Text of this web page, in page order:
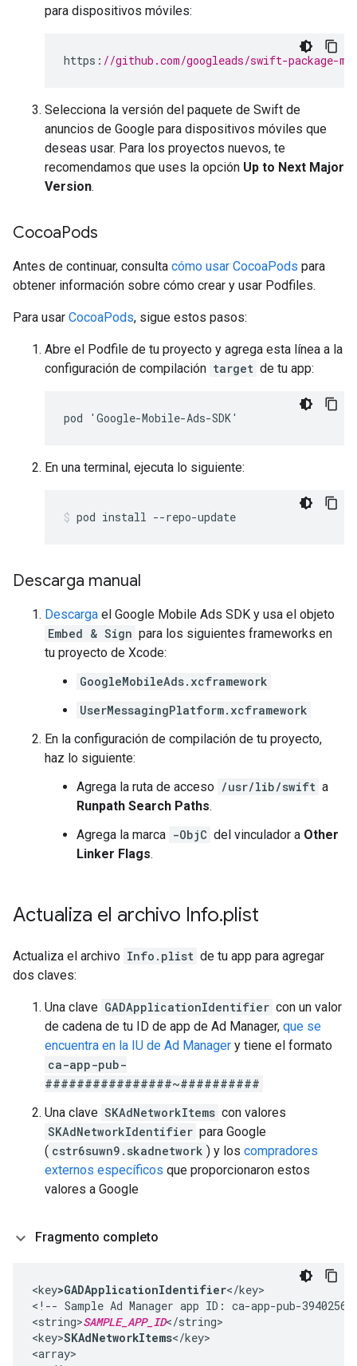
para dispositivos móviles:
https : //github.com/googleads/swift-package-
Selecciona la versión del paquete de Swift de
anuncios de Google para dispositivos móviles que
deseas usar. Para los proyectos nuevos, te
recomendamos que uses la opción Up to Next Major
Version.
CocoaPods
Antes de continuar, consulta cómo usar CocoaPods para
obtener información sobre cómo crear y usar Podfiles.
Para usar CocoaPods, sigue estos pasos:
Abre el Podfile de tu proyecto y agrega esta línea a la
configuración de compilación target de tu app:
pod 'Google-Mobile-Ads-SDK'
En una terminal, ejecuta lo siguiente:
pod install --repo-update
Descarga manual
Descarga el Google Mobile Ads SDK y usa el objeto
Embed & Sign para los siguientes frameworks en
tu proyecto de Xcode:
GoogleMobileAds.xcframework
UserMessagingPlatform.xcframework
En la configuración de compilación de tu proyecto,
haz lo siguiente:
Agrega la ruta de acceso /usr/lib/swift a
Runpath Search Paths.
Agrega la marca -ObjC del vinculador a Other
Linker Flags.
Actualiza el archivo Info.plist
Actualiza el archivo Info.plist de tu app para agregar
dos claves:
Una clave GADApplicationIdentifier con un valor
de cadena de tu ID de app de Ad Manager, que se
encuentra en la IU de Ad Manager y tiene el formato
ca-app-pub-
################~##########
Una clave SKAdNetworkItems con valores
SKAdNetworkIdentifier para Google
( cstr6suwn9.skadnetwork ) y los compradores
externos específicos que proporcionaron estos
valores a Google
Fragmento completo
<key>GADApplicationIdentifier</key>
<!-- Sample Ad Manager app ID: ca-app-pub-
<string>SAMPLE_APP_ID</string>
<key>SKAdNetworkItems</key>
<array>